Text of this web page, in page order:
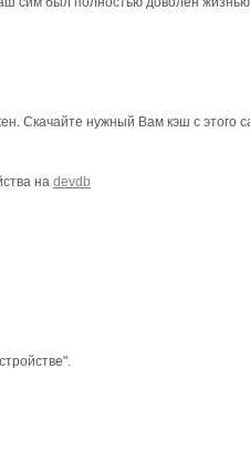
Скачайте нужный Вам кэш с этого
на devdb